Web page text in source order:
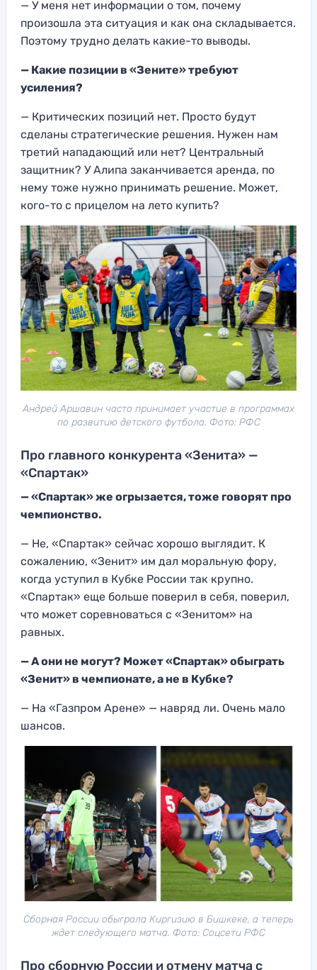
— У меня нет информации о том, почему
произошла эта ситуация и как она складывается.
Поэтому трудно делать какие-то выводы.
— Какие позиции в «Зените» требуют
усиления?
— Критических позиций нет. Просто будут
сделаны стратегические решения. Нужен нам
третий нападающий или нет? Центральный
защитник? У Алипа заканчивается аренда, по
нему тоже нужно принимать решение. Может,
кого-то с прицелом на лето купить?
Андрей Аршавин часто принимает участие в программах
по развитию детского футбола. Фото: РФС
Про главного конкурента «Зенита» —
«Спартак»
— «Спартак» же огрызается, тоже говорят про
чемпионство.
— Не, «Спартак» сейчас хорошо выглядит. К
сожалению, «Зенит» им дал моральную фору,
когда уступил в Кубке России так крупно.
«Спартак» еще больше поверил в себя, поверил,
что может соревноваться с «Зенитом» на
равных.
— А они не могут? Может «Спартак» обыграть
«Зенит» в чемпионате, а не в Кубке?
— На «Газпром Арене» — навряд ли. Очень мало
шансов.
Сборная России обыграла Киргизию в Бишкеке, а теперь
ждет следующего матча. Фото: Соцсети РФС
Про сборную России и отмену матча с